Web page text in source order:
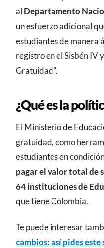
al Departamento
un esfuerzo adicional
estudiantes de manera
registro en el Sisbén IV
Gratuidad".
¿Qué es la
El Ministerio de
gratuidad, como
estudiantes en
pagar el valor total de
64 instituciones de
que tiene Colombia.
Te puede interesar
cambios: así pides